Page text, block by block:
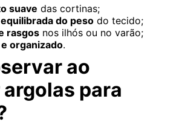
suave das cortinas;
do peso do tecido;
rasgos nos ilhós ou no varão;
organizado.
ao
para